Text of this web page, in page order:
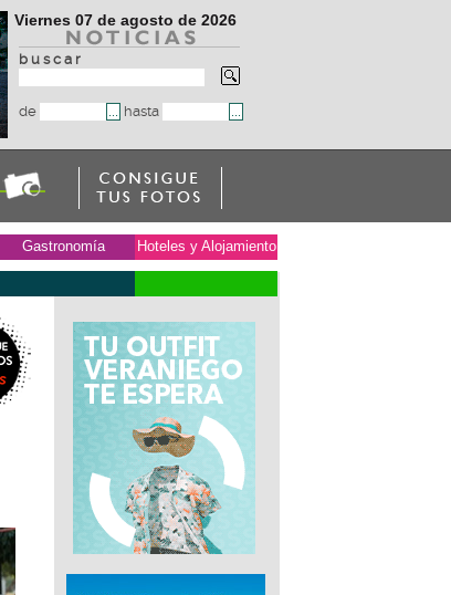
Viernes 07 de agosto de 2026
b u s c a r
de hasta
Gastronomía Hoteles y Alojamiento